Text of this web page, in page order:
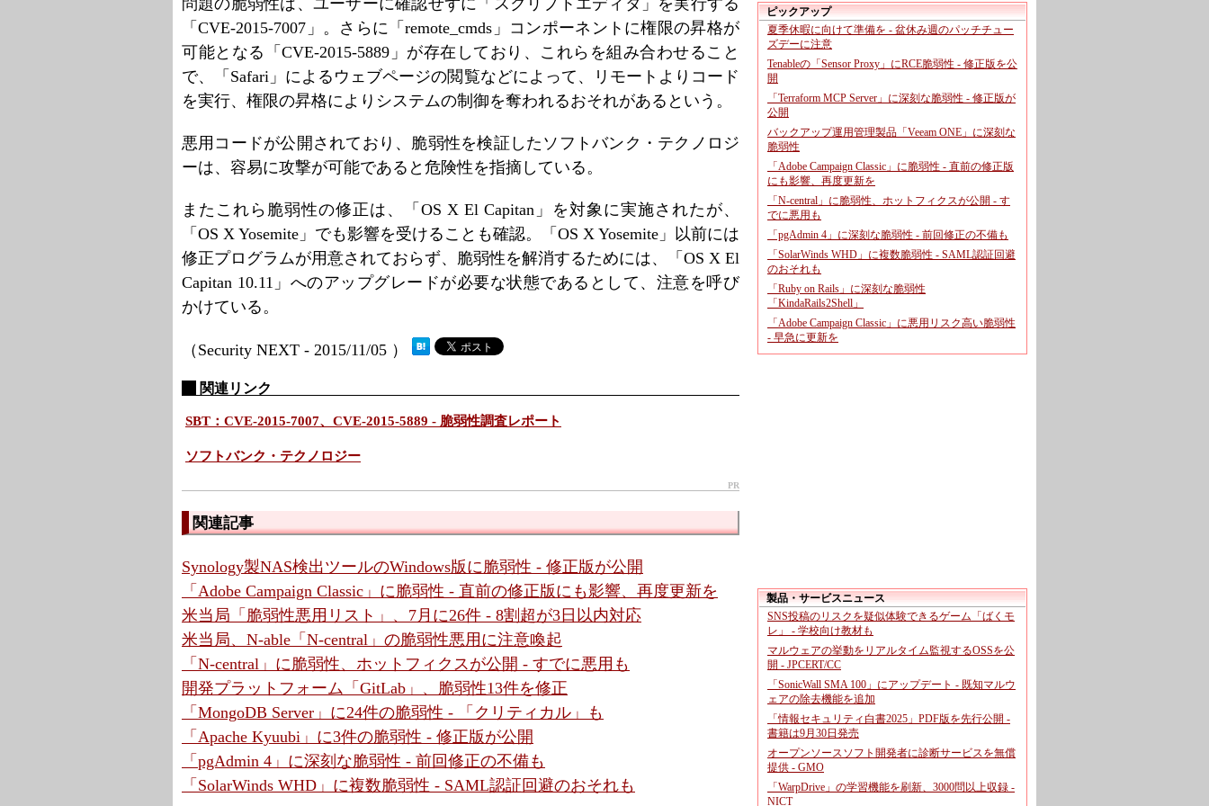
問題の脆弱性は、ユーザーに確認せずに「スクリプトエディタ」を実行する
「CVE-2015-7007」。さらに「remote_cmds」コンポーネントに権限の昇格が
可能となる「CVE-2015-5889」が存在しており、これらを組み合わせること
で、「Safari」によるウェブページの閲覧などによって、リモートよりコード
を実行、権限の昇格によりシステムの制御を奪われるおそれがあるという。
悪用コードが公開されており、脆弱性を検証したソフトバンク・テクノロジ
ーは、容易に攻撃が可能であると危険性を指摘している。
またこれら脆弱性の修正は、「OS X El Capitan」を対象に実施されたが、
「OS X Yosemite」でも影響を受けることも確認。「OS X Yosemite」以前には
修正プログラムが用意されておらず、脆弱性を解消するためには、「OS X El
Capitan 10.11」へのアップグレードが必要な状態であるとして、注意を呼び
かけている。
（Security NEXT - 2015/11/05 ）
関連リンク
SBT：CVE-2015-7007、CVE-2015-5889 - 脆弱性調査レポート
ソフトバンク・テクノロジー
PR
関連記事
Synology製NAS検出ツールのWindows版に脆弱性 - 修正版が公開
「Adobe Campaign Classic」に脆弱性 - 直前の修正版にも影響、再度更新を
米当局「脆弱性悪用リスト」、7月に26件 - 8割超が3日以内対応
米当局、N-able「N-central」の脆弱性悪用に注意喚起
「N-central」に脆弱性、ホットフィクスが公開 - すでに悪用も
開発プラットフォーム「GitLab」、脆弱性13件を修正
「MongoDB Server」に24件の脆弱性 - 「クリティカル」も
「Apache Kyuubi」に3件の脆弱性 - 修正版が公開
「pgAdmin 4」に深刻な脆弱性 - 前回修正の不備も
「SolarWinds WHD」に複数脆弱性 - SAML認証回避のおそれも
ピックアップ
夏季休暇に向けて準備を - 盆休み週のパッチチュー
ズデーに注意
Tenableの「Sensor Proxy」にRCE脆弱性 - 修正版を公
開
「Terraform MCP Server」に深刻な脆弱性 - 修正版が
公開
バックアップ運用管理製品「Veeam ONE」に深刻な
脆弱性
「Adobe Campaign Classic」に脆弱性 - 直前の修正版
にも影響、再度更新を
「N-central」に脆弱性、ホットフィクスが公開 - す
でに悪用も
「pgAdmin 4」に深刻な脆弱性 - 前回修正の不備も
「SolarWinds WHD」に複数脆弱性 - SAML認証回避
のおそれも
「Ruby on Rails」に深刻な脆弱性
「KindaRails2Shell」
「Adobe Campaign Classic」に悪用リスク高い脆弱性
- 早急に更新を
製品・サービスニュース
SNS投稿のリスクを疑似体験できるゲーム「ばくモ
レ」 - 学校向け教材も
マルウェアの挙動をリアルタイム監視するOSSを公
開 - JPCERT/CC
「SonicWall SMA 100」にアップデート - 既知マルウ
ェアの除去機能を追加
「情報セキュリティ白書2025」PDF版を先行公開 -
書籍は9月30日発売
オープンソースソフト開発者に診断サービスを無償
提供 - GMO
「WarpDrive」の学習機能を刷新、3000問以上収録 -
NICT